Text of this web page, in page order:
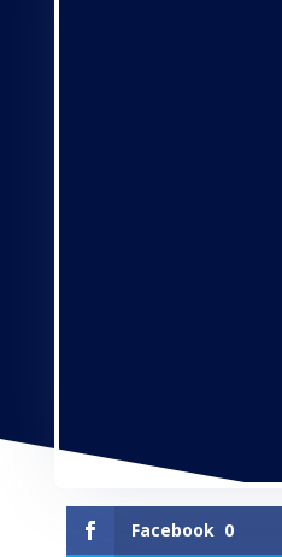
Facebook 0